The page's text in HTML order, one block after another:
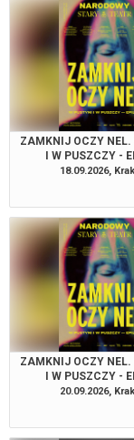
ZAMKNIJ OCZY NEL.
I W PUSZCZY -
18.09.2026,
ZAMKNIJ OCZY NEL.
I W PUSZCZY -
20.09.2026,